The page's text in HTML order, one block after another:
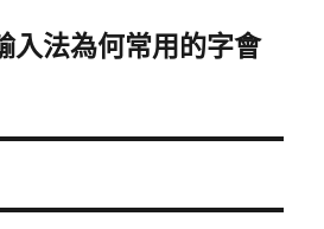
入法為何常用的字會